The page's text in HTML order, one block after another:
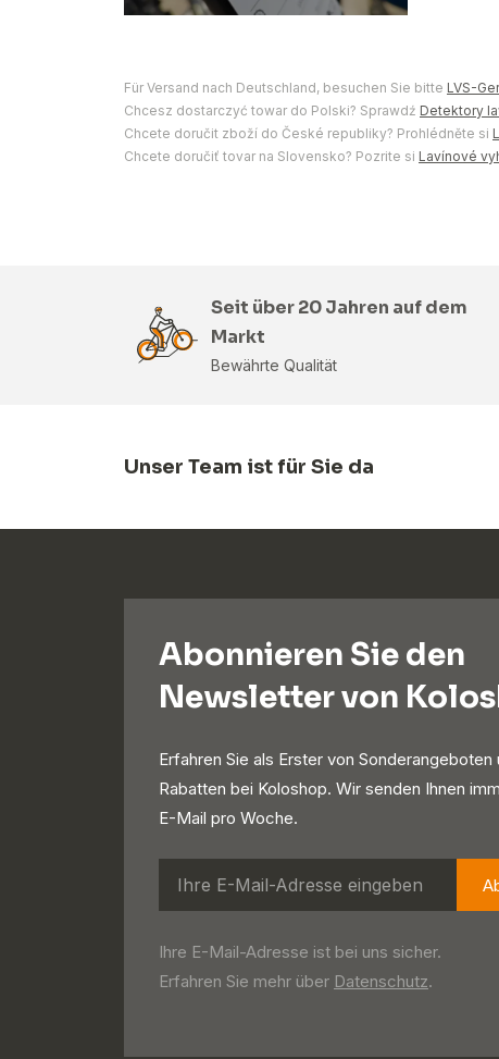
Für Versand nach Deutschland, besuchen Sie bitte LVS-
Chcesz dostarczyć towar do Polski? Sprawdź Detektory
Chcete doručit zboží do České republiky? Prohlédněte si
Chcete doručiť tovar na Slovensko? Pozrite si Lavínové
Seit über 20 Jahren auf dem
Markt
Bewährte Qualität
Unser Team ist für Sie da
Abonnieren Sie den
Newsletter von
Erfahren Sie als Erster von Sonderangeboten
Rabatten bei Koloshop. Wir senden Ihnen
E-Mail pro Woche.
Ihre E-Mail-Adresse ist bei uns sicher.
Erfahren Sie mehr über Datenschutz.